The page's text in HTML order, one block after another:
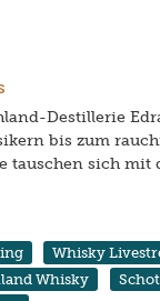
Destillerie
bis zum
sich mit
Whisky
Whisky